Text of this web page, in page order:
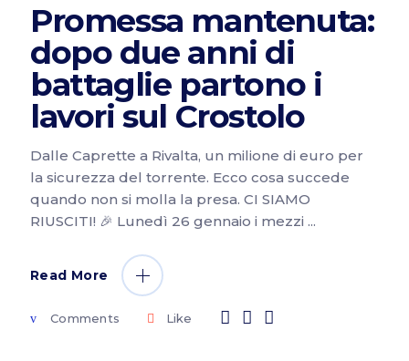
Promessa mantenuta:
dopo due anni di
battaglie partono i
lavori sul Crostolo
Dalle Caprette a Rivalta, un milione di euro per
la sicurezza del torrente. Ecco cosa succede
quando non si molla la presa. CI SIAMO
RIUSCITI! 🎉 Lunedì 26 gennaio i mezzi
Read More
Comments Like